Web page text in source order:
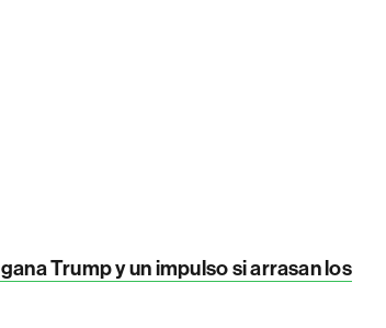
Trump y un impulso si arrasan los